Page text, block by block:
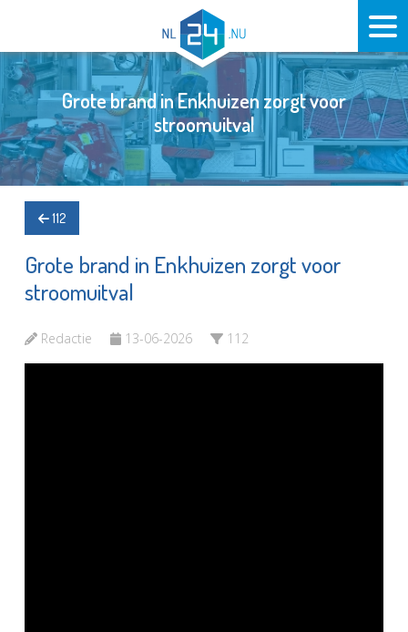
Grote brand in Enkhuizen zorgt voor
stroomuitval
112
Grote brand in Enkhuizen zorgt voor
stroomuitval
Redactie 13-06-2026 112